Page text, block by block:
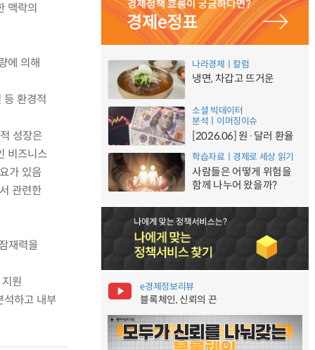
맥락의
에 의해
등 환경적
성장은
비즈니스
가 있음
관련한
재력을
원
석하고 내부
나라경제ㅣ칼럼
냉면, 차갑고 뜨거운
소셜 빅데이터
분석ㅣ이머징이슈
[2026.06] 원·달러 환율
학습자료ㅣ경제로 세상 읽기
사람들은 어떻게 위험을
함께 나누어 왔을까?
e경제정보리뷰
블록체인, 신뢰의 끈